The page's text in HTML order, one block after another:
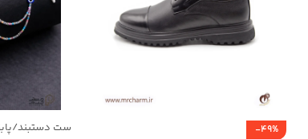
-49%